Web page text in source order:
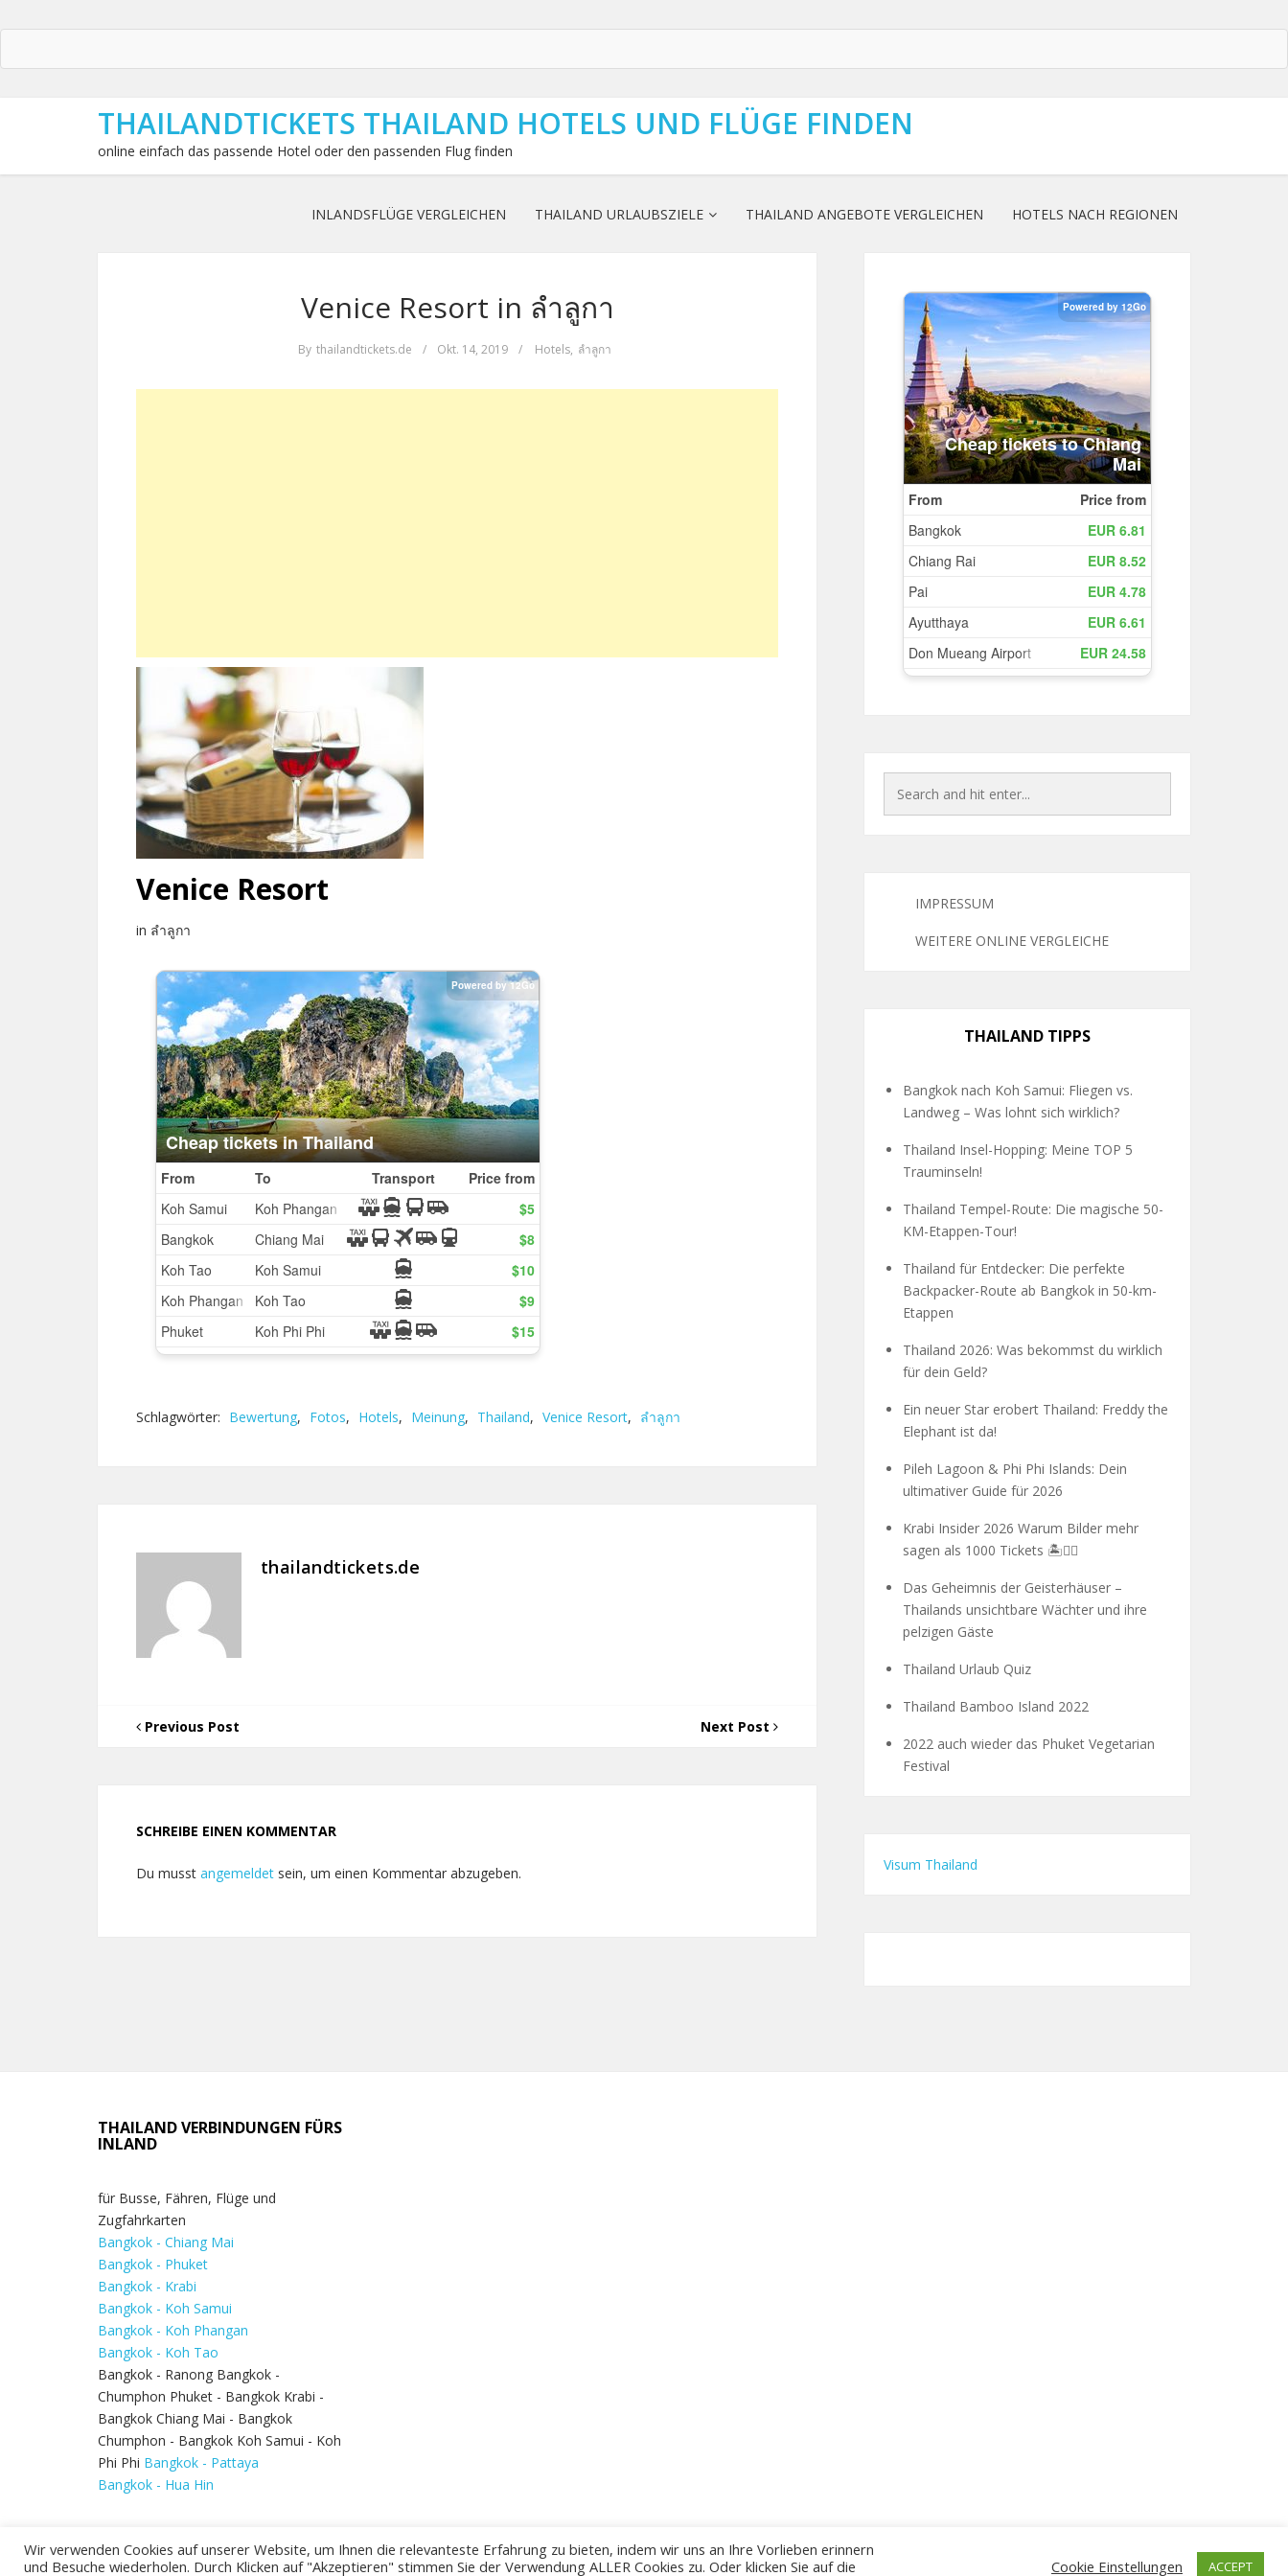
THAILANDTICKETS THAILAND HOTELS UND FLÜGE FINDEN
online einfach das passende Hotel oder den passenden Flug finden
INLANDSFLÜGE VERGLEICHEN THAILAND URLAUBSZIELE THAILAND ANGEBOTE VERGLEICHEN HOTELS NACH REGIONEN
Venice Resort in ลำลูกา
By thailandtickets.de / Okt. 14, 2019 / Hotels, ลำลูกา
Venice Resort
in ลำลูกา
Schlagwörter: Bewertung, Fotos, Hotels, Meinung, Thailand, Venice Resort, ลำลูกา
thailandtickets.de
Previous Post Next Post
SCHREIBE EINEN KOMMENTAR
Du musst angemeldet sein, um einen Kommentar abzugeben.
IMPRESSUM
WEITERE ONLINE VERGLEICHE
THAILAND TIPPS
Bangkok nach Koh Samui: Fliegen vs.
Landweg – Was lohnt sich wirklich?
Thailand Insel-Hopping: Meine TOP 5
Trauminseln!
Thailand Tempel-Route: Die magische 50-
KM-Etappen-Tour!
Thailand für Entdecker: Die perfekte
Backpacker-Route ab Bangkok in 50-km-
Etappen
Thailand 2026: Was bekommst du wirklich
für dein Geld?
Ein neuer Star erobert Thailand: Freddy the
Elephant ist da!
Pileh Lagoon & Phi Phi Islands: Dein
ultimativer Guide für 2026
Krabi Insider 2026 Warum Bilder mehr
sagen als 1000 Tickets 🏝️🧗‍♂️
Das Geheimnis der Geisterhäuser –
Thailands unsichtbare Wächter und ihre
pelzigen Gäste
Thailand Urlaub Quiz
Thailand Bamboo Island 2022
2022 auch wieder das Phuket Vegetarian
Festival
Visum Thailand
THAILAND VERBINDUNGEN FÜRS
INLAND
für Busse, Fähren, Flüge und
Zugfahrkarten
Bangkok - Chiang Mai
Bangkok - Phuket
Bangkok - Krabi
Bangkok - Koh Samui
Bangkok - Koh Phangan
Bangkok - Koh Tao
Bangkok - Ranong Bangkok -
Chumphon Phuket - Bangkok Krabi -
Bangkok Chiang Mai - Bangkok
Chumphon - Bangkok Koh Samui - Koh
Phi Phi Bangkok - Pattaya
Bangkok - Hua Hin
Wir verwenden Cookies auf unserer Website, um Ihnen die relevanteste Erfahrung zu bieten, indem wir uns an Ihre Vorlieben erinnern
und Besuche wiederholen. Durch Klicken auf "Akzeptieren" stimmen Sie der Verwendung ALLER Cookies zu. Oder klicken Sie auf die
Cookie Einstellungen ACCEPT